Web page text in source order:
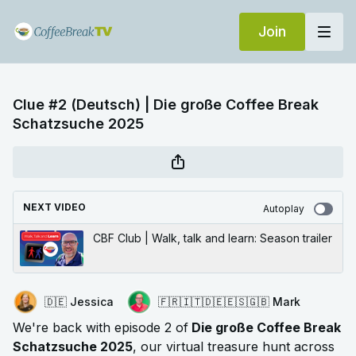
Join
Clue #2 (Deutsch) | Die große Coffee Break
Schatzsuche 2025
NEXT VIDEO Autoplay
CBF Club | Walk, talk and learn: Season trailer
🇩🇪 Jessica 🇫🇷🇮🇹🇩🇪🇪🇸🇬🇧 Mark
We're back with episode 2 of Die große Coffee Break
Schatzsuche 2025, our virtual treasure hunt across